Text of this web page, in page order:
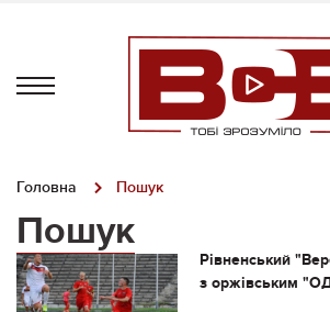
Головна Пошук
Пошук
Рівненський
з оржівським